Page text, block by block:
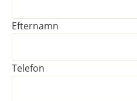
Efternamn
Telefon